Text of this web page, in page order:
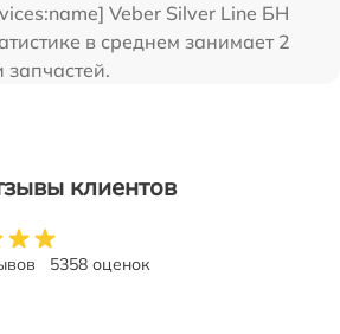
Veber Silver Line БН
в среднем занимает 2
клиентов
5358 оценок